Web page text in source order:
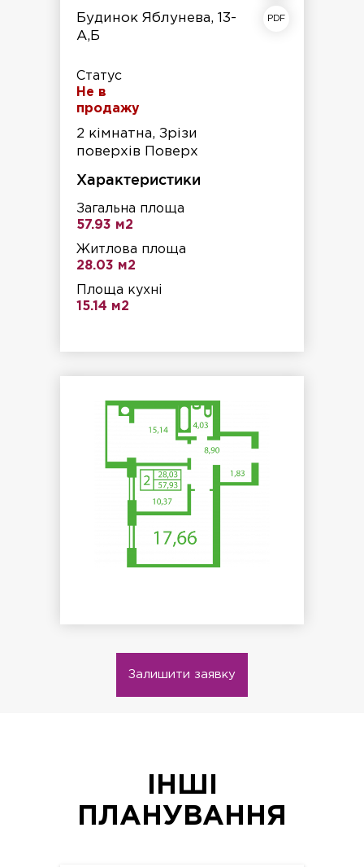
Будинок Яблунева, 13-
А,Б
Статус
Не в
продажу
2 кімнатна, Зрізи
поверхів Поверх
Характеристики
Загальна площа
57.93 м2
Житлова площа
28.03 м2
Площа кухні
15.14 м2
план поверху
Залишити заявку
ІНШІ
ПЛАНУВАННЯ